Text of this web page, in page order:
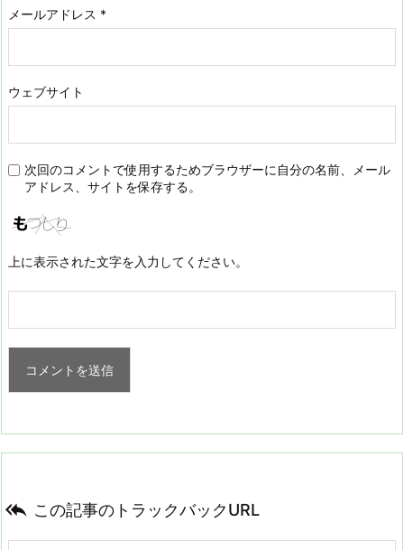
メールアドレス *
ウェブサイト
次回のコメントで使用するためブラウザーに自分の名前、メール
アドレス、サイトを保存する。
上に表示された文字を入力してください。
 この記事のトラックバックURL